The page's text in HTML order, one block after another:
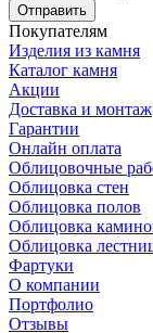
Отправить
Покупателям
Изделия из камня
Каталог камня
Акции
Доставка и монтаж
Гарантии
Онлайн оплата
Облицовочные
Облицовка стен
Облицовка полов
Облицовка
Облицовка
Фартуки
О компании
Портфолио
Отзывы